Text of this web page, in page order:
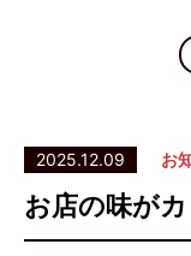
2025.12.09 お
お店の味が